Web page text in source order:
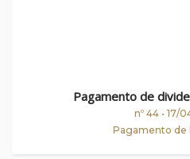
Pagamento de
nº 44 • 17/
Pagamento de